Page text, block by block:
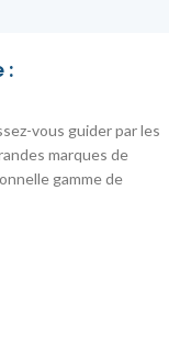
:
vous guider par les
marques de
gamme de